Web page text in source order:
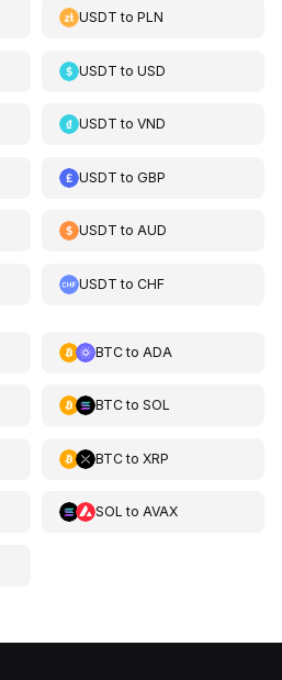
USDT toPLN
USDT toUSD
USDT toVND
USDT toGBP
USDT toAUD
USDT toCHF
BTCto ADA
BTCto SOL
BTCto XRP
SOL to AVAX